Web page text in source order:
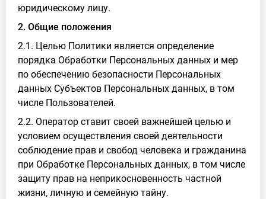
юридическому лицу.
2. Общие положения
2.1. Целью Политики является определение
порядка Обработки Персональных данных и мер
по обеспечению безопасности Персональных
данных Субъектов Персональных данных, в том
числе Пользователей.
2.2. Оператор ставит своей важнейшей целью и
условием осуществления своей деятельности
соблюдение прав и свобод человека и гражданина
при Обработке Персональных данных, в том числе
защиту прав на неприкосновенность частной
жизни, личную и семейную тайну.